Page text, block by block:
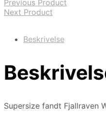
Previous Product
Next Product
Beskrivelse
Supersize fandt Fjallraven